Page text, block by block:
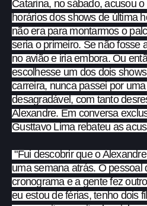
Catarina, no sábado, acusou
horários dos shows de última
não era para montarmos o
seria o primeiro. Se não fosse
no avião e iria embora. Ou
escolhesse um dos dois
carreira, nunca passei por
desagradável, com tanto
Alexandre. Em conversa
Gusttavo Lima rebateu as
"Fui descobrir que o
uma semana atrás. O pessoal
cronograma e a gente fez
eu estou de férias, tenho dois